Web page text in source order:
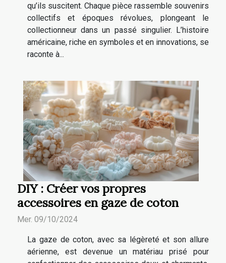
qu’ils suscitent. Chaque pièce rassemble souvenirs
collectifs et époques révolues, plongeant le
collectionneur dans un passé singulier. L’histoire
américaine, riche en symboles et en innovations, se
raconte à...
DIY : Créer vos propres
accessoires en gaze de coton
Mer. 09/10/2024
La gaze de coton, avec sa légèreté et son allure
aérienne, est devenue un matériau prisé pour